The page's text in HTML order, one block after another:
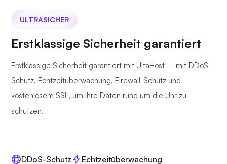
ULTRASICHER
Erstklassige Sicherheit garantiert
Erstklassige Sicherheit garantiert mit UltaHost – mit DDoS-
Schutz, Echtzeitüberwachung, Firewall-Schutz und
kostenlosem SSL, um Ihre Daten rund um die Uhr zu
schützen.
DDoS-Schutz Echtzeitüberwachung